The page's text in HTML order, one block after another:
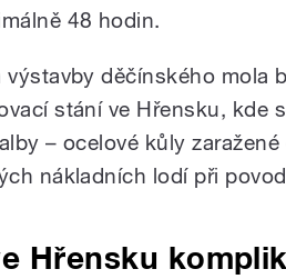
48 hodin.
výstavby děčínského mola
stání ve Hřensku, kde
– ocelové kůly
nákladních lodí při
Hřensku